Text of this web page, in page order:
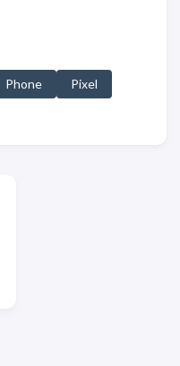
Phone
Pixel